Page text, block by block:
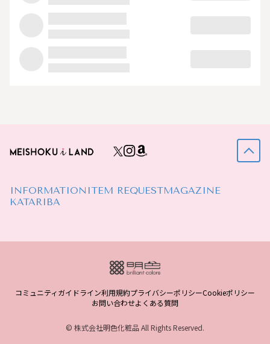
INFORMATION ITEM REQUESTMAGAZINE
KATARIBA
コミュニティガイドライン利用規約プライバシーポリシーCookieポリシー
お問い合わせよくある質問
© 株式会社明色化粧品 All Rights Reserved.